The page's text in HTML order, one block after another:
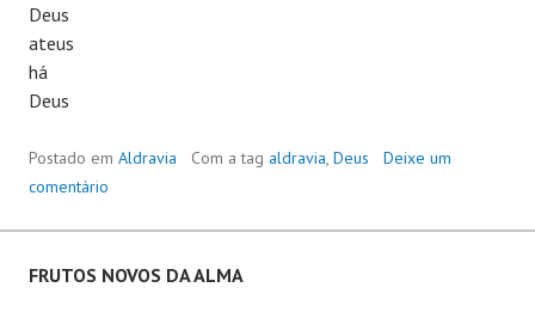
Deus
ateus
há
Deus
Postado em Aldravia Com a tag aldravia, Deus
Deixe um
comentário
FRUTOS NOVOS DA ALMA